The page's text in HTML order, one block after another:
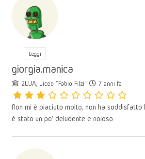
Leggi
giorgia.manica
2LUA, Liceo "Fabio Filzi" 7 anni fa
Non mi è piaciuto molto, non ha
è stato un po' deludente e noioso